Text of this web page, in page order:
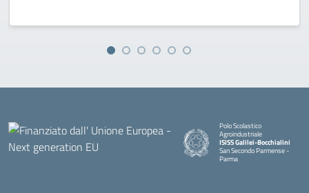
Polo Scolastico
Agroindustriale
ISISS Galilei-Bocchialini
San Secondo Parmense -
Parma